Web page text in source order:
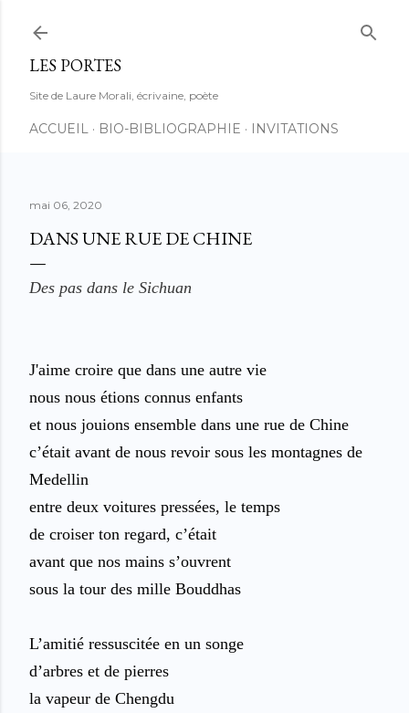
LES PORTES
Site de Laure Morali, écrivaine, poète
ACCUEIL BIO-BIBLIOGRAPHIE INVITATIONS
mai 06, 2020
DANS UNE RUE DE CHINE
Des pas dans le Sichuan
J'aime croire que dans une autre vie
nous nous étions connus enfants
et nous jouions ensemble dans une rue de Chine
c’était avant de nous revoir sous les montagnes de
Medellin
entre deux voitures pressées, le temps
de croiser ton regard, c’était
avant que nos mains s’ouvrent
sous la tour des mille Bouddhas
L’amitié ressuscitée en un songe
d’arbres et de pierres
la vapeur de Chengdu